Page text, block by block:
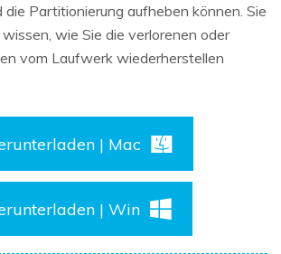
Partitionierung aufheben können. Sie
wie Sie die verlorenen oder
vom Laufwerk wiederherstellen
| Mac
| Win